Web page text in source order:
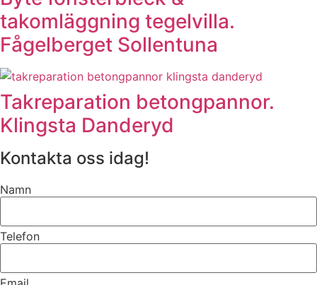
takomläggning tegelvilla.
Fågelberget Sollentuna
Takreparation betongpannor.
Klingsta Danderyd
Kontakta oss idag!
Namn
Telefon